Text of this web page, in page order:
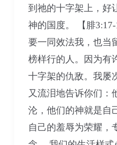
到祂的十字架上，好
神的国度。 【腓
要一同效法我，也当
榜样行的人。因为有
十字架的仇敌。我屡
又流泪地告诉你们：
沦，他们的神就是自
自己的羞辱为荣耀，